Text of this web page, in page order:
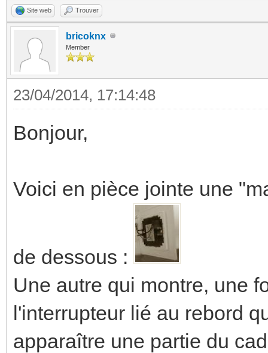
Site web Trouver
bricoknx
Member
23/04/2014, 17:14:48
Bonjour,
Voici en pièce jointe une
de dessous :
Une autre qui montre, une
l'interrupteur lié au rebord
apparaître une partie du